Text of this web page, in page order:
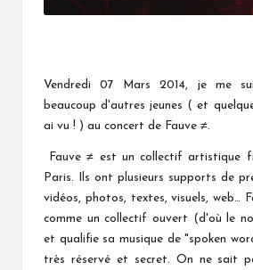
Vendredi 07 Mars 2014, je me
beaucoup d'autres jeunes ( et
ai vu ! ) au concert de Fauve ≠.
Fauve ≠ est un collectif artistique
Paris. Ils ont plusieurs supports de
vidéos, photos, textes, visuels, web…
comme un collectif ouvert (d'où le
et qualifie sa musique de "spoken
très réservé et secret. On ne sait